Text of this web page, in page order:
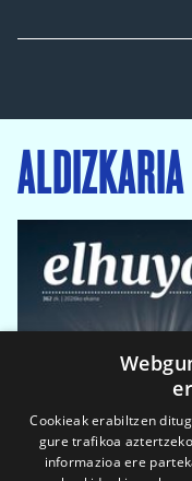
ALDIZKARIA
Cookieak erabiltzen
gure trafikoa
informazioa ere